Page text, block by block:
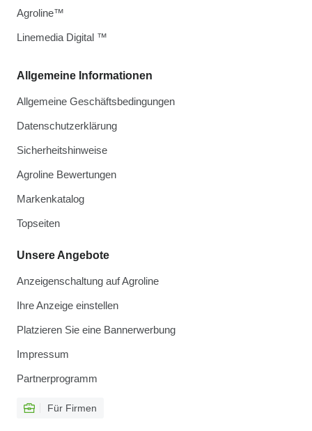
Allgemeine Informationen
Allgemeine Geschäftsbedingungen
Datenschutzerklärung
Sicherheitshinweise
Agroline Bewertungen
Markenkatalog
Topseiten
Unsere Angebote
Anzeigenschaltung auf Agroline
Ihre Anzeige einstellen
Platzieren Sie eine Bannerwerbung
Impressum
Partnerprogramm
Für Firmen
Agroline™
Linemedia Digital ™